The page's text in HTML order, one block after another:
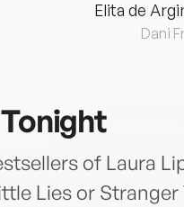
Elita de
Dani
of Laura
Lies or